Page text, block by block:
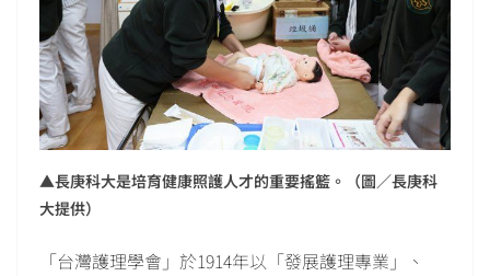
▲長庚科大是培育健康照護人才的重要搖籃。（圖／長庚科
大提供）
「台灣護理學會」於1914年以「發展護理專業」、